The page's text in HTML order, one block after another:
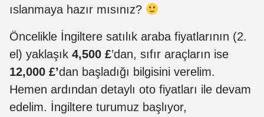
ıslanmaya hazır mısınız?
Öncelikle İngiltere satılık araba fiyatlarının (2.
el) yaklaşık 4,500 £’dan, sıfır araçların ise
12,000 £’dan başladığı bilgisini verelim.
Hemen ardından detaylı oto fiyatları ile devam
edelim. İngiltere turumuz başlıyor,